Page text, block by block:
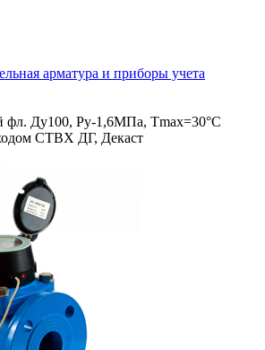
арматура и приборы учета
фл. Ду100, Py-1,6МПа, Тmax=30°С
СТВХ ДГ, Декаст